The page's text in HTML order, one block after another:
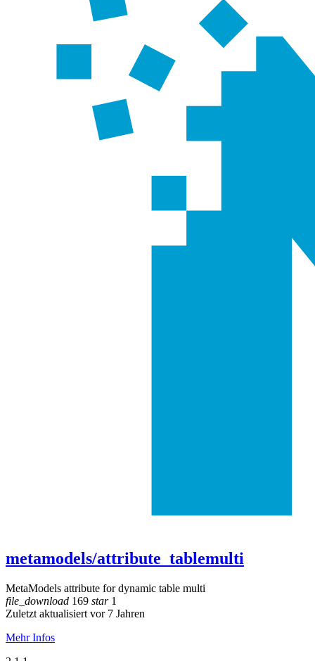
metamodels/attribute_tablemulti
MetaModels attribute for dynamic table multi
file_download 169 star1
Zuletzt aktualisiert vor 7 Jahren
Mehr Infos